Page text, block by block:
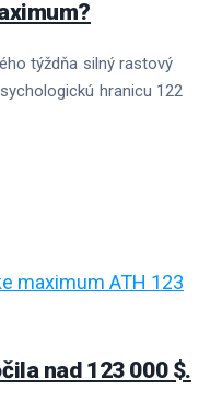
týždňa silný rastový
hranicu 122
nad 123 000 $.